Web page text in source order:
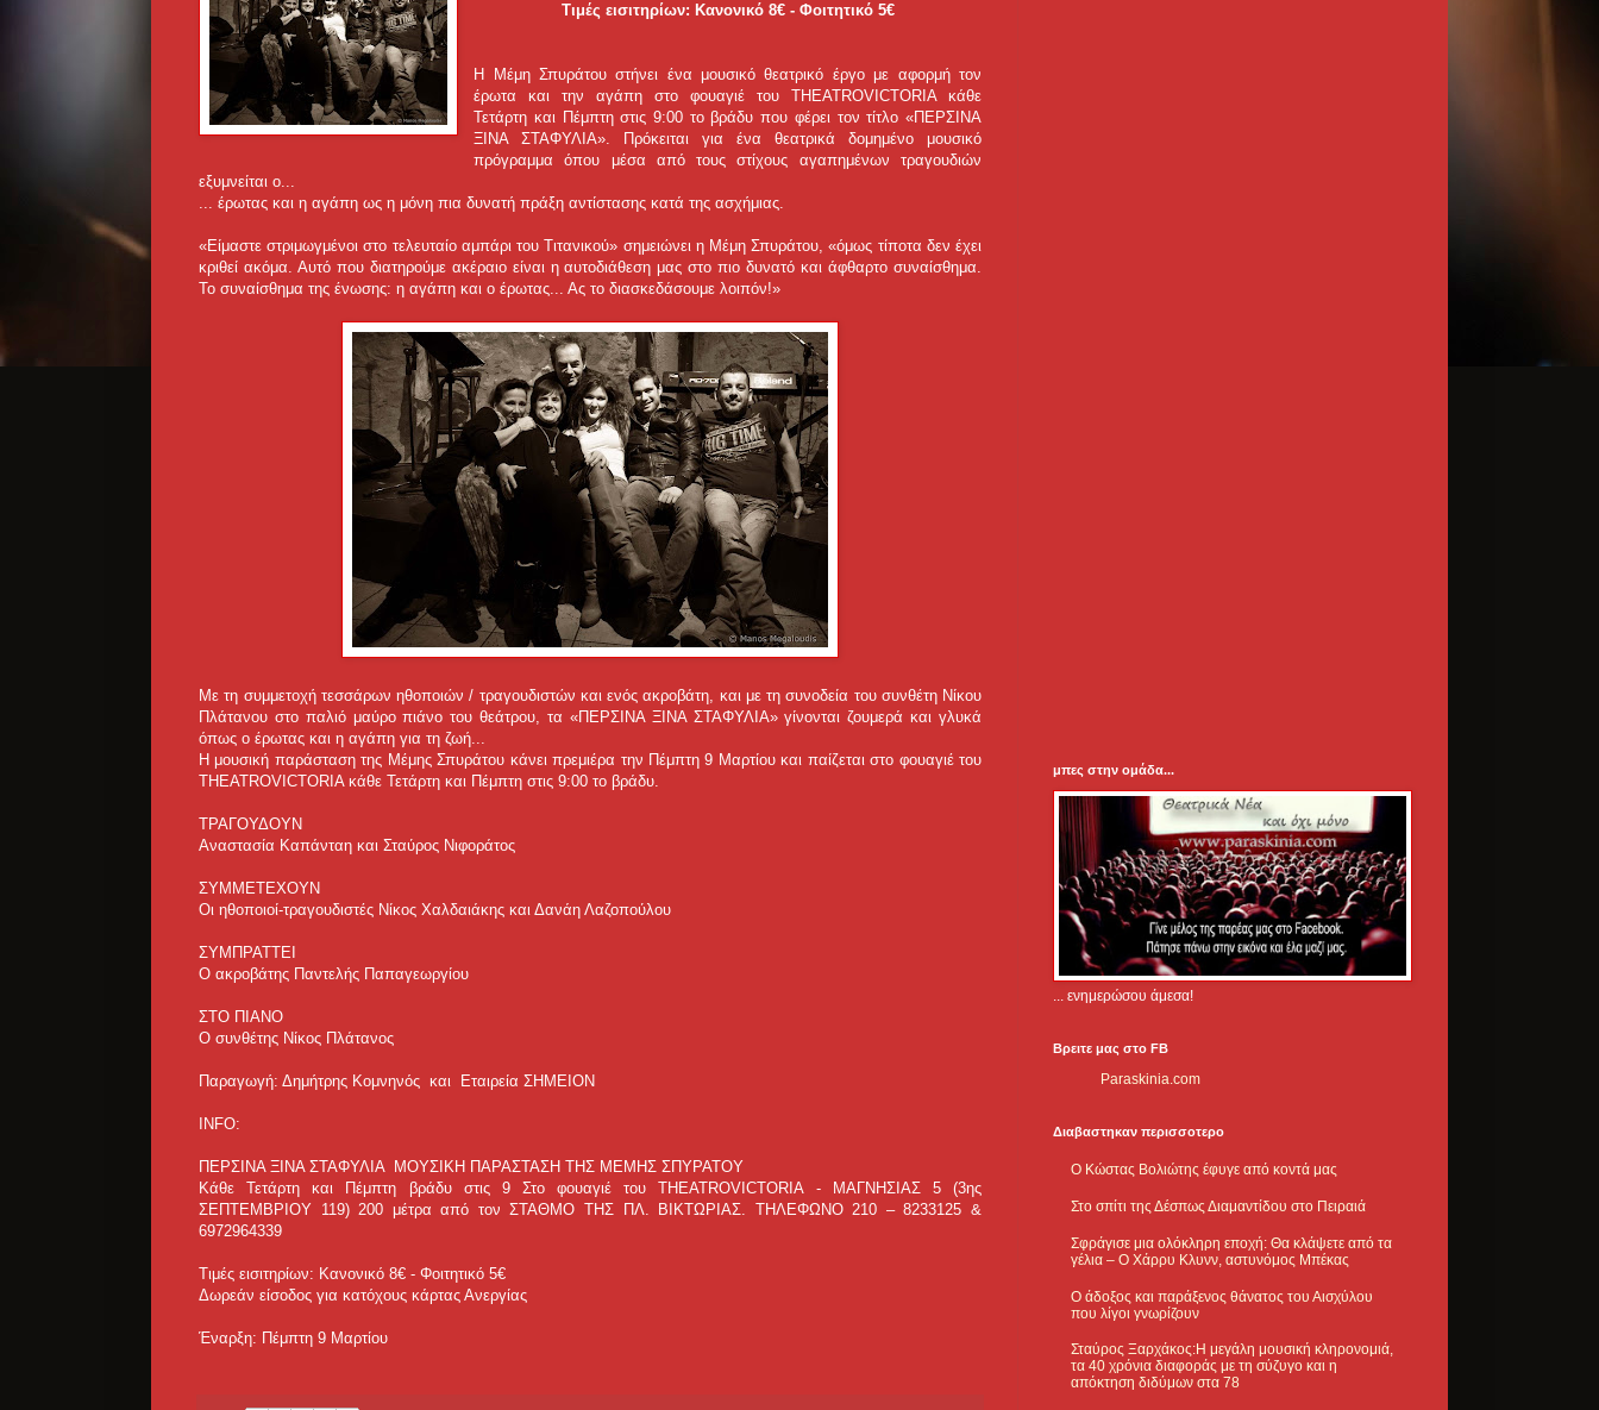
Τιμές εισιτηρίων: Κανονικό 8€ - Φοιτητικό 5€
Η Μέμη Σπυράτου στήνει ένα μουσικό θεατρικό έργο με αφορμή τον
έρωτα και την αγάπη στο φουαγιέ του THEATROVICTORIA κάθε
Τετάρτη και Πέμπτη στις 9:00 το βράδυ που φέρει τον τίτλο «ΠΕΡΣΙΝΑ
ΞΙΝΑ ΣΤΑΦΥΛΙΑ». Πρόκειται για ένα θεατρικά δομημένο μουσικό
πρόγραμμα όπου μέσα από τους στίχους αγαπημένων τραγουδιών
εξυμνείται ο...
... έρωτας και η αγάπη ως η μόνη πια δυνατή πράξη αντίστασης κατά της ασχήμιας.
«Είμαστε στριμωγμένοι στο τελευταίο αμπάρι του Τιτανικού» σημειώνει η Μέμη Σπυράτου, «όμως τίποτα δεν έχει
κριθεί ακόμα. Αυτό που διατηρούμε ακέραιο είναι η αυτοδιάθεση μας στο πιο δυνατό και άφθαρτο συναίσθημα.
Το συναίσθημα της ένωσης: η αγάπη και ο έρωτας... Ας το διασκεδάσουμε λοιπόν!»
Με τη συμμετοχή τεσσάρων ηθοποιών / τραγουδιστών και ενός ακροβάτη, και με τη συνοδεία του συνθέτη Νίκου
Πλάτανου στο παλιό μαύρο πιάνο του θεάτρου, τα «ΠΕΡΣΙΝΑ ΞΙΝΑ ΣΤΑΦΥΛΙΑ» γίνονται ζουμερά και γλυκά
όπως ο έρωτας και η αγάπη για τη ζωή...
Η μουσική παράσταση της Μέμης Σπυράτου κάνει πρεμιέρα την Πέμπτη 9 Μαρτίου και παίζεται στο φουαγιέ του
THEATROVICTORIA κάθε Τετάρτη και Πέμπτη στις 9:00 το βράδυ.
ΤΡΑΓΟΥΔΟΥΝ
Αναστασία Καπάνταη και Σταύρος Νιφοράτος
ΣΥΜΜΕΤΕΧΟΥΝ
Οι ηθοποιοί-τραγουδιστές Νίκος Χαλδαιάκης και Δανάη Λαζοπούλου
ΣΥΜΠΡΑΤΤΕΙ
Ο ακροβάτης Παντελής Παπαγεωργίου
ΣΤΟ ΠΙΑΝΟ
Ο συνθέτης Νίκος Πλάτανος
Παραγωγή: Δημήτρης Κομνηνός και Εταιρεία ΣΗΜΕΙΟΝ
INFO:
ΠΕΡΣΙΝΑ ΞΙΝΑ ΣΤΑΦΥΛΙΑ ΜΟΥΣΙΚΗ ΠΑΡΑΣΤΑΣΗ ΤΗΣ ΜΕΜΗΣ ΣΠΥΡΑΤΟΥ
Κάθε Τετάρτη και Πέμπτη βράδυ στις 9 Στο φουαγιέ του THEATROVICTORIA - ΜΑΓΝΗΣΙΑΣ 5 (3ης
ΣΕΠΤΕΜΒΡΙΟΥ 119) 200 μέτρα από τον ΣΤΑΘΜΟ ΤΗΣ ΠΛ. ΒΙΚΤΩΡΙΑΣ. ΤΗΛΕΦΩΝΟ 210 – 8233125 &
6972964339
Τιμές εισιτηρίων: Κανονικό 8€ - Φοιτητικό 5€
Δωρεάν είσοδος για κατόχους κάρτας Ανεργίας
Έναρξη: Πέμπτη 9 Μαρτίου
μπες στην ομάδα...
... ενημερώσου άμεσα!
Βρειτε μας στο FB
Paraskinia.com
Διαβαστηκαν περισσοτερο
Ο Κώστας Βολιώτης έφυγε από κοντά μας
Στο σπίτι της Δέσπως Διαμαντίδου στο Πειραιά
Σφράγισε μια ολόκληρη εποχή: Θα κλάψετε από τα
γέλια – Ο Χάρρυ Κλυνν, αστυνόμος Μπέκας
Ο άδοξος και παράξενος θάνατος του Αισχύλου
που λίγοι γνωρίζουν
Σταύρος Ξαρχάκος:Η μεγάλη μουσική κληρονομιά,
τα 40 χρόνια διαφοράς με τη σύζυγο και η
απόκτηση διδύμων στα 78